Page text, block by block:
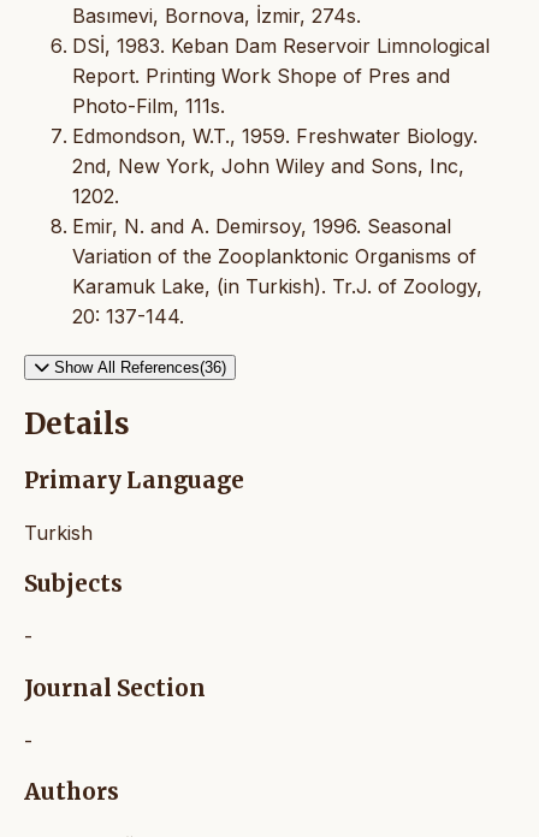
Basımevi, Bornova, İzmir, 274s.
DSİ, 1983. Keban Dam Reservoir Limnological
Report. Printing Work Shope of Pres and
Photo-Film, 111s.
Edmondson, W.T., 1959. Freshwater Biology.
2nd, New York, John Wiley and Sons, Inc,
1202.
Emir, N. and A. Demirsoy, 1996. Seasonal
Variation of the Zooplanktonic Organisms of
Karamuk Lake, (in Turkish). Tr.J. of Zoology,
20: 137-144.
Show All References(36)
Details
Primary Language
Turkish
Subjects
-
Journal Section
-
Authors